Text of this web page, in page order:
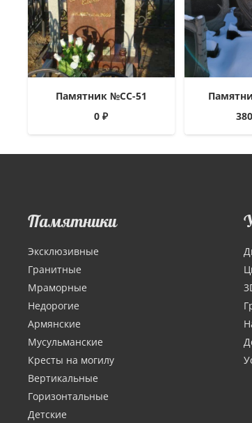
Памятник №СС-51
0₽
Памятники
Эксклюзивные
Гранитные
Мраморные
Недорогие
Армянские
Мусульманские
Кресты на могилу
Вертикальные
Горизонтальные
Детские